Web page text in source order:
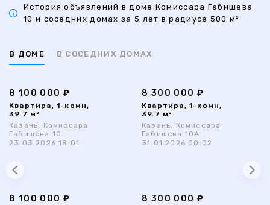
История объявлений в доме Комиссара Габишева
10 и соседних домах за 5 лет в радиусе 500 м²
В ДОМЕ В СОСЕДНИХ ДОМАХ
8 100 000 ₽
Квартира, 1-комн,
39.7 м²
Казань, Комиссара
Габишева 10
23.03.2026 18:01
8 300 000 ₽
Квартира, 1-комн,
39.7 м²
Казань, Комиссара
Габишева 10А
31.01.2026 00:02
8 100 000 ₽ 8 300 000 ₽